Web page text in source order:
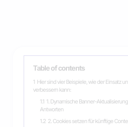
Table of contents
1 Hier sind vier Beispiele, wie der Einsatz
verbessern kann:
1.1 1. Dynamische Banner-
Antworten
1.2 2. Cookies setzen für künftige